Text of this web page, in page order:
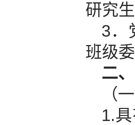
研究
3．
班级
二
（
1.